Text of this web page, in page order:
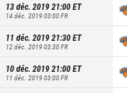
13 déc. 2019 21:00ET
14 déc. 2019 03:00FR
11 déc. 2019 21:30ET
12 déc. 2019 03:30FR
10 déc. 2019 21:00ET
11 déc. 2019 03:00FR